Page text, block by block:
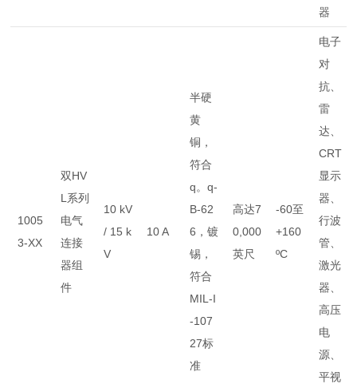
器
1005
3-XX
双HV
L系列
电气
连接
器组
件
10 kV
/ 15 k
V
10 A
半硬
黄
铜，
符合
q。q-
B-62
6，镀
锡，
符合
MIL-I
-107
27标
准
高达7
0,000
英尺
-60至
+160
ºC
电子
对
抗、
雷
达、
CRT
显示
器、
行波
管、
激光
器、
高压
电
源、
平视